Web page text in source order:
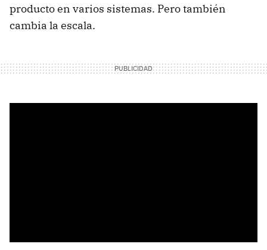
producto en varios sistemas. Pero también
cambia la escala.